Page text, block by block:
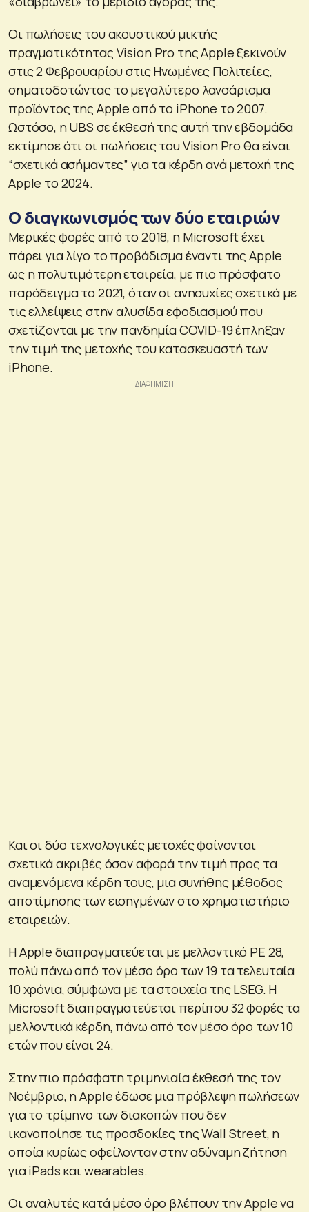
Οι πωλήσεις του ακουστικού μικτής
πραγματικότητας Vision Pro της Apple ξεκινούν
στις 2 Φεβρουαρίου στις Ηνωμένες Πολιτείες,
σηματοδοτώντας το μεγαλύτερο λανσάρισμα
προϊόντος της Apple από το iPhone το 2007.
Ωστόσο, η UBS σε έκθεσή της αυτή την εβδομάδα
εκτίμησε ότι οι πωλήσεις του Vision Pro θα είναι
“σχετικά ασήμαντες” για τα κέρδη ανά μετοχή της
Apple το 2024.
Ο διαγκωνισμός των δύο εταιριών
Μερικές φορές από το 2018, η Microsoft έχει
πάρει για λίγο το προβάδισμα έναντι της Apple
ως η πολυτιμότερη εταιρεία, με πιο πρόσφατο
παράδειγμα το 2021, όταν οι ανησυχίες σχετικά με
τις ελλείψεις στην αλυσίδα εφοδιασμού που
σχετίζονται με την πανδημία COVID-19 έπληξαν
την τιμή της μετοχής του κατασκευαστή των
iPhone.
Και οι δύο τεχνολογικές μετοχές φαίνονται
σχετικά ακριβές όσον αφορά την τιμή προς τα
αναμενόμενα κέρδη τους, μια συνήθης μέθοδος
αποτίμησης των εισηγμένων στο χρηματιστήριο
εταιρειών.
Η Apple διαπραγματεύεται με μελλοντικό PE 28,
πολύ πάνω από τον μέσο όρο των 19 τα τελευταία
10 χρόνια, σύμφωνα με τα στοιχεία της LSEG. Η
Microsoft διαπραγματεύεται περίπου 32 φορές τα
μελλοντικά κέρδη, πάνω από τον μέσο όρο των 10
ετών που είναι 24.
Στην πιο πρόσφατη τριμηνιαία έκθεσή της τον
Νοέμβριο, η Apple έδωσε μια πρόβλεψη πωλήσεων
για το τρίμηνο των διακοπών που δεν
ικανοποίησε τις προσδοκίες της Wall Street, η
οποία κυρίως οφείλονταν στην αδύναμη ζήτηση
για iPads και wearables.
Οι αναλυτές κατά μέσο όρο βλέπουν την Apple να